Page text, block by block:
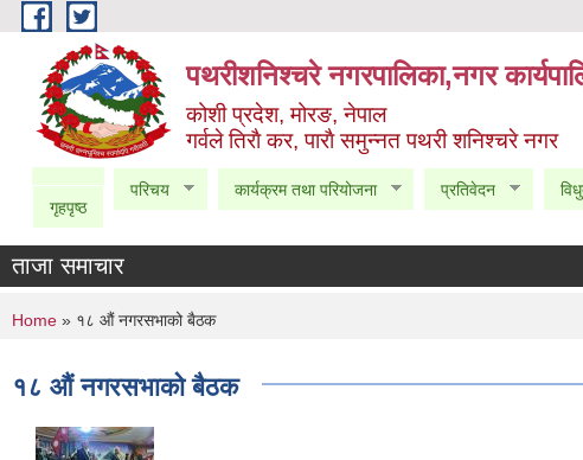
Skip to main content
पथरीशनिश्चरे नगरपालिका,नगर
कोशी प्रदेश, मोरङ, नेपाल
गर्वले तिराै कर, पाराै समुन्नत पथरी शनिश्चरे नगर
गृहपृष्ठ
परिचय कार्यक्रम तथा परियोजना प्रतिवेदन
ताजा समाचार
You are here
Home » १८ औं नगरसभाको बैठक
१८ औं नगरसभाको बैठक